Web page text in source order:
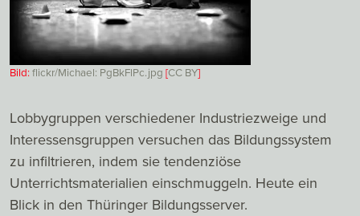
Bild:flickr/Michael: PgBkFlPc.jpg [CC BY]
Lobbygruppen verschiedener Industriezweige und
Interessensgruppen versuchen das Bildungssystem
zu infiltrieren, indem sie tendenziöse
Unterrichtsmaterialien einschmuggeln. Heute ein
Blick in den Thüringer Bildungsserver.